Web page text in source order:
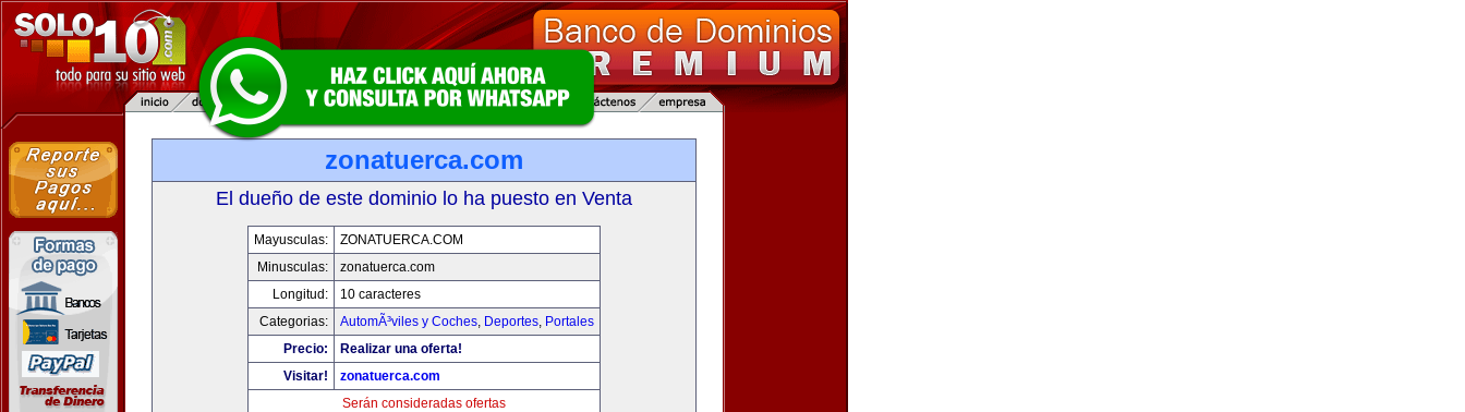
zonatuerca.com
El dueño de este dominio lo ha puesto en Venta
Mayusculas:
ZONATUERCA.COM
Minusculas:
zonatuerca.com
Longitud:
10 caracteres
Categorias:
AutomÃ³viles y Coches, Deportes, Portales
Precio:
Realizar una oferta!
Visitar!
zonatuerca.com
Serán consideradas ofertas